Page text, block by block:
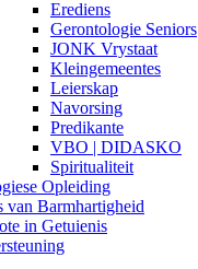
Erediens
Gerontologie Seniors
JONK Vrystaat
Kleingemeentes
Leierskap
Navorsing
Predikante
VBO | DIDASKO
Spiritualiteit
Opleiding
van Barmhartigheid
in Getuienis